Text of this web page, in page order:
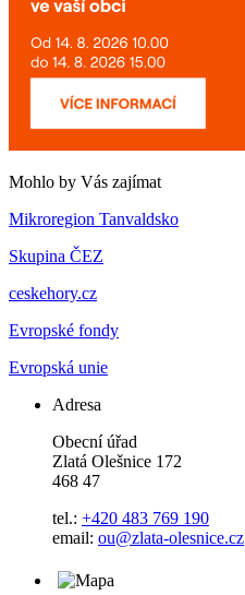
Mohlo by Vás zajímat
Mikroregion Tanvaldsko
Skupina ČEZ
ceskehory.cz
Evropské fondy
Evropská unie
Adresa
Obecní úřad
Zlatá Olešnice 172
468 47
tel.: +420 483 769 190
email: ou@zlata-olesnice.cz